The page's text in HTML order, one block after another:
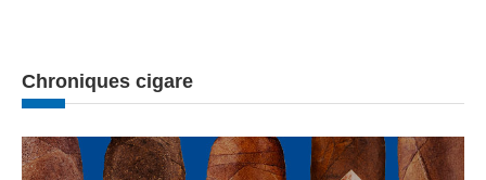
Chroniques cigare